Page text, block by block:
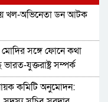
ব্যবধানে সড়ক দুর্ঘটনায়
সবাইকে তল্লাশির
কাজী জেসিন
খল-অভিনেতা ডন আটক
মোদির সঙ্গে ফোনে কথা
যুক্তরাষ্ট্র সম্পর্ক
কমিটি অনুমোদন: